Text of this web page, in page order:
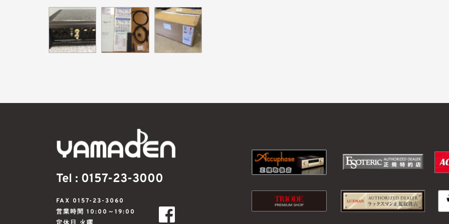
Tel : 0157-23-3000
FAX 0157-23-3060
営業時間 10:00～19:00